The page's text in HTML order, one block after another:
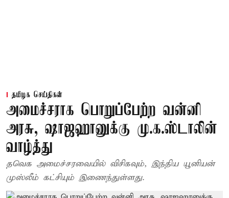
தமிழக செய்திகள்
அமைச்சராக பொறுப்பேற்ற வன்னி
அரசு, ஷாஜஹானுக்கு மு.க.ஸ்டாலின்
வாழ்த்து
தவெக அமைச்சரவையில் விசிகவும், இந்திய யூனியன்
முஸ்லீம் கட்சியும் இணைந்துள்ளது.